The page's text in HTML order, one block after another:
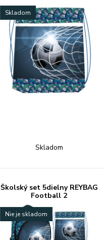
Skladom
Skladom
Školský set 5dielny REYBAG
Football 2
Nie je skladom